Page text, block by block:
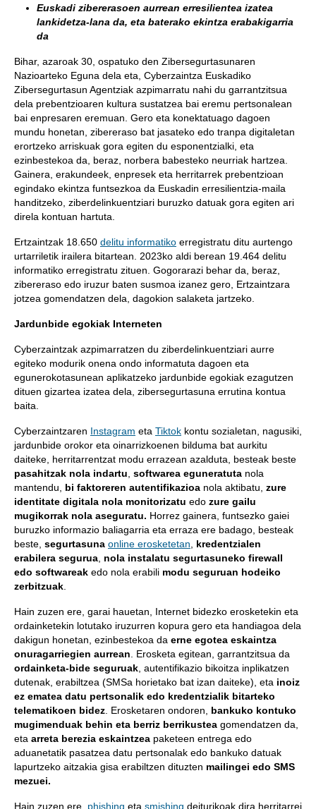
Euskadi zibererasoen aurrean erresilientea izatea
lankidetza-lana da, eta baterako ekintza erabakigarria
da
Bihar, azaroak 30, ospatuko den Zibersegurtasunaren
Nazioarteko Eguna dela eta, Cyberzaintza Euskadiko
Zibersegurtasun Agentziak azpimarratu nahi du garrantzitsua
dela prebentzioaren kultura sustatzea bai eremu pertsonalean
bai enpresaren eremuan. Gero eta konektatuago dagoen
mundu honetan, zibereraso bat jasateko edo tranpa digitaletan
erortzeko arriskuak gora egiten du esponentzialki, eta
ezinbestekoa da, beraz, norbera babesteko neurriak hartzea.
Gainera, erakundeek, enpresek eta herritarrek prebentzioan
egindako ekintza funtsezkoa da Euskadin erresilientzia-maila
handitzeko, ziberdelinkuentziari buruzko datuak gora egiten ari
direla kontuan hartuta.
Ertzaintzak 18.650 delitu informatiko erregistratu ditu aurtengo
urtarriletik irailera bitartean. 2023ko aldi berean 19.464 delitu
informatiko erregistratu zituen. Gogorarazi behar da, beraz,
zibereraso edo iruzur baten susmoa izanez gero, Ertzaintzara
jotzea gomendatzen dela, dagokion salaketa jartzeko.
Jardunbide egokiak Interneten
Cyberzaintzak azpimarratzen du ziberdelinkuentziari aurre
egiteko modurik onena ondo informatuta dagoen eta
egunerokotasunean aplikatzeko jardunbide egokiak ezagutzen
dituen gizartea izatea dela, zibersegurtasuna errutina kontua
baita.
Cyberzaintzaren Instagram eta Tiktok kontu sozialetan, nagusiki,
jardunbide orokor eta oinarrizkoenen bilduma bat aurkitu
daiteke, herritarrentzat modu errazean azalduta, besteak beste
pasahitzak nola indartu softwarea eguneratuta nola
mantendu, bi faktoreren autentifikazioa nola aktibatu, zure
identitate digitala nola monitorizatu edo zure gailu
mugikorrak nola aseguratu. Horrez gainera, funtsezko gaiei
buruzko informazio baliagarria eta erraza ere badago, besteak
beste, segurtasuna online erosketetan
kredentzialen
erabilera segurua nola instalatu segurtasuneko firewall
edo softwareak edo nola erabili modu seguruan hodeiko
zerbitzuak
Hain zuzen ere, garai hauetan, Internet bidezko erosketekin eta
ordainketekin lotutako iruzurren kopura gero eta handiagoa dela
dakigun honetan, ezinbestekoa da erne egotea eskaintza
onuragarriegien aurrean . Erosketa egitean, garrantzitsua da
ordainketa-bide seguruak , autentifikazio bikoitza inplikatzen
dutenak, erabiltzea (SMSa horietako bat izan daiteke), eta inoiz
ez ematea datu pertsonalik edo kredentzialik bitarteko
telematikoen bidez . Erosketaren ondoren, bankuko kontuko
mugimenduak behin eta berriz berrikustea gomendatzen da,
eta arreta berezia eskaintzea paketeen entrega edo
aduanetatik pasatzea datu pertsonalak edo bankuko datuak
lapurtzeko aitzakia gisa erabiltzen dituzten mailingei edo SMS
mezuei.
Hain zuzen ere, phishing eta smishing deiturikoak dira herritarrei